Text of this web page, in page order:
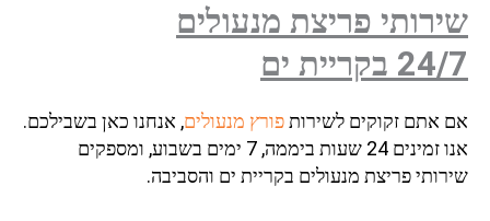
שירותי פריצת מנעולים
24/7 בקריית ים
אם אתם זקוקים לשירותפורץ מנעולים, אנחנו כאן בשבילכם.
אנו זמינים 24 שעות ביממה, 7 ימים בשבוע, ומספקים
שירותי פריצת מנעולים בקריית ים והסביבה.